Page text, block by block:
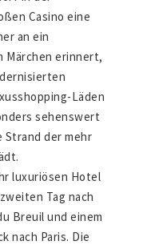
Casino eine
an ein
Märchen erinnert,
Läden
sehenswert
der mehr
luxuriösen Hotel
Tag nach
Breuil und einem
nach Paris. Die